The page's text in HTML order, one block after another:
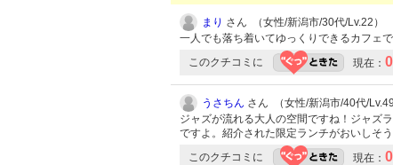
まり さん （女性/新潟市/30代/Lv.22）
一人でも落ち着いてゆっくりできるカフェ
このクチコミに 現在： 0
うさちん さん （女性/新潟市/40代/Lv.49
ジャズが流れる大人の空間ですね！ジャズ
ですよ。紹介された限定ランチがおいしそ
このクチコミに 現在： 0